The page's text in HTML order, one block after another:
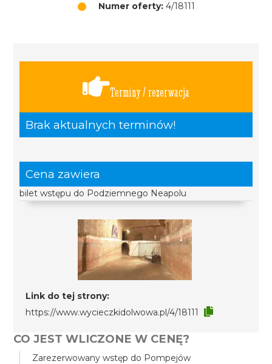
Numer oferty:4/18111
Terminy / rezerwacja
Brak aktualnych terminów!
Cena zawiera
bilet wstępu do Podziemnego Neapolu
Link do tej strony:
https://www.wycieczkidolwowa.pl/4/18111
CO JEST WLICZONE W CENĘ?
Zarezerwowany wstęp do Pompejów